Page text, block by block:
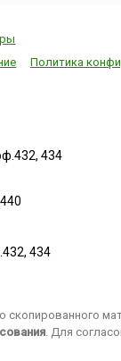
Политика
434
434
. Для